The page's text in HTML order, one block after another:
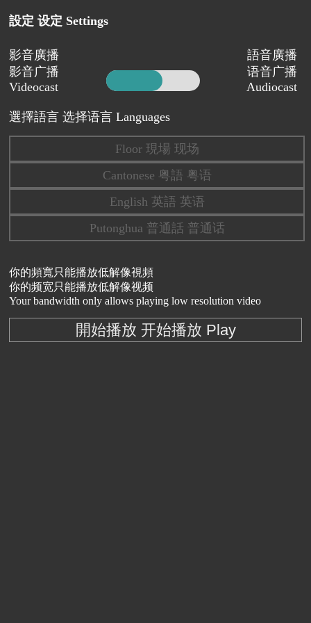
設定 设定 Settings
影音廣播
影音广播
Videocast
語音廣播
语音广播
Audiocast
選擇語言 选择语言 Languages
Floor 現場 现场
Cantonese 粤語 粤语
English 英語 英语
Putonghua 普通話 普通话
你的頻寬只能播放低解像視頻
你的频宽只能播放低解像视频
Your bandwidth only allows playing low resolution video
開始播放 开始播放 Play